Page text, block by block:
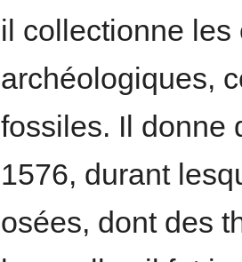
il collectionne les
archéologiques,
fossiles. Il donne
1576, durant
osées, dont des